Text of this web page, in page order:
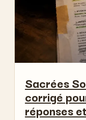
Sacrées
corrigé
réponses